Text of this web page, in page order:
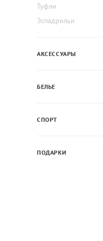
Туфли
Эспадрильи
АКСЕССУАРЫ
БЕЛЬЕ
СПОРТ
ПОДАРКИ